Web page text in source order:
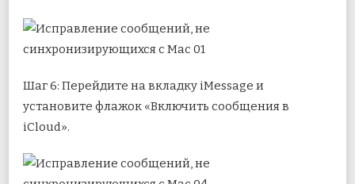
Шаг 6: Перейдите на вкладку iMessage и
установите флажок «Включить сообщения в
iCloud».